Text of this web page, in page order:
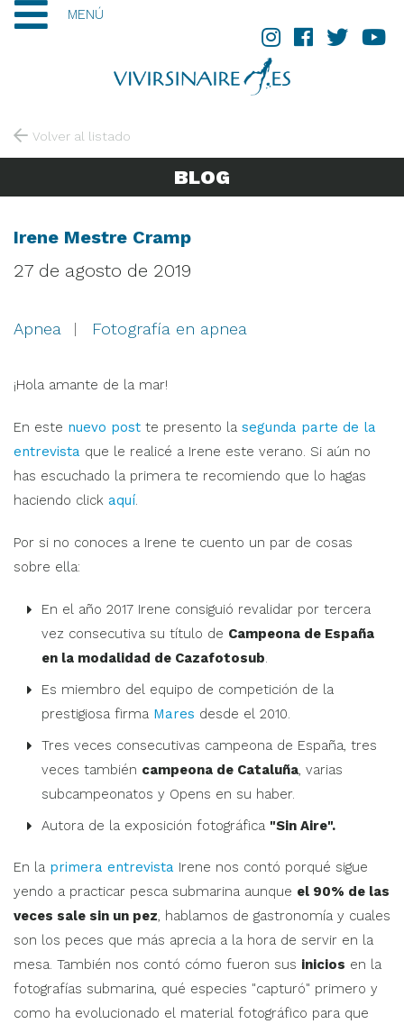
MENÚ
Volver al listado
BLOG
Irene Mestre Cramp
27 de agosto de 2019
Apnea Fotografía en apnea
¡Hola amante de la mar!
En este nuevo post te presento la segunda parte de la
entrevista que le realicé a Irene este verano. Si aún no
has escuchado la primera te recomiendo que lo hagas
haciendo click aquí
Por si no conoces a Irene te cuento un par de cosas
sobre ella:
En el año 2017 Irene consiguió revalidar por tercera
vez consecutiva su título de Campeona de España
en la modalidad de Cazafotosub
Es miembro del equipo de competición de la
prestigiosa firma Mares desde el 2010.
Tres veces consecutivas campeona de España, tres
veces también campeona de Cataluña , varias
subcampeonatos y Opens en su haber.
Autora de la exposición fotográfica "Sin Aire".
En la primera entrevista Irene nos contó porqué sigue
yendo a practicar pesca submarina aunque el 90% de las
veces sale sin un pez , hablamos de gastronomía y cuales
son los peces que más aprecia a la hora de servir en la
mesa. También nos contó cómo fueron sus inicios en la
fotografías submarina, qué especies "capturó" primero y
como ha evolucionado el material fotográfico para que